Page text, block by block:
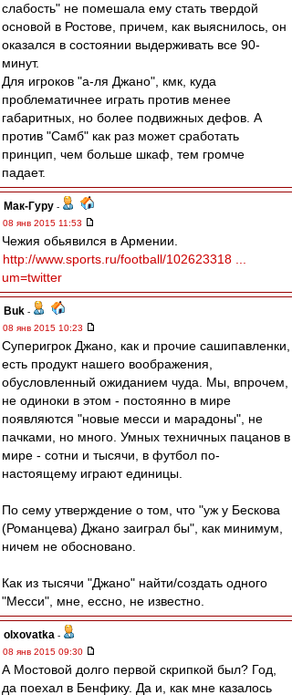
слабость" не помешала ему стать твердой
основой в Ростове, причем, как выяснилось, он
оказался в состоянии выдерживать все 90-
минут.
Для игроков "а-ля Джано", кмк, куда
проблематичнее играть против менее
габаритных, но более подвижных дефов. А
против "Самб" как раз может сработать
принцип, чем больше шкаф, тем громче
падает.
Мак-Гуру -
08 янв 2015 11:53
Чежия обьявился в Армении.
http://www.sports.ru/football/102623318 ...
um=twitter
Buk -
08 янв 2015 10:23
Суперигрок Джано, как и прочие сашипавленки,
есть продукт нашего воображения,
обусловленный ожиданием чуда. Мы, впрочем,
не одиноки в этом - постоянно в мире
появляются "новые месси и марадоны", не
пачками, но много. Умных техничных пацанов в
мире - сотни и тысячи, в футбол по-
настоящему играют единицы.
По сему утверждение о том, что "уж у Бескова
(Романцева) Джано заиграл бы", как минимум,
ничем не обосновано.
Как из тысячи "Джано" найти/создать одного
"Месси", мне, ессно, не известно.
olxovatka -
08 янв 2015 09:30
А Мостовой долго первой скрипкой был? Год,
да поехал в Бенфику. Да и, как мне казалось